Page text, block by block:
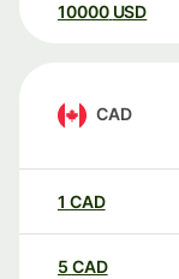
10000 USD
CAD
1 CAD
5 CAD